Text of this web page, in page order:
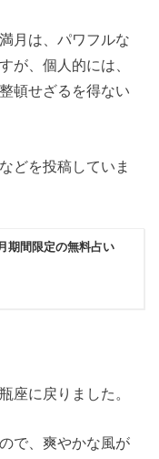
月は、パワフルな
が、個人的には、
頓せざるを得ない
どを投稿していま
期間限定の無料占い
座に戻りました。
で、爽やかな風が